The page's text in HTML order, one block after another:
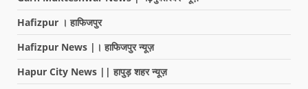
Hafizpur । हाफिजपुर
Hafizpur News |। हाफिजपुर न्यूज़
Hapur City News || हापुड़ शहर न्यूज़